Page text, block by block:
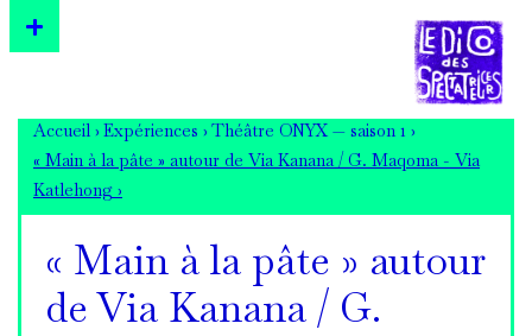
Accueil › Expériences › Théâtre ONYX — saison 1 ›
« Main à la pâte » autour de Via Kanana / G. Maqoma - Via
Katlehong ›
« Main à la pâte » autour
de Via Kanana / G.